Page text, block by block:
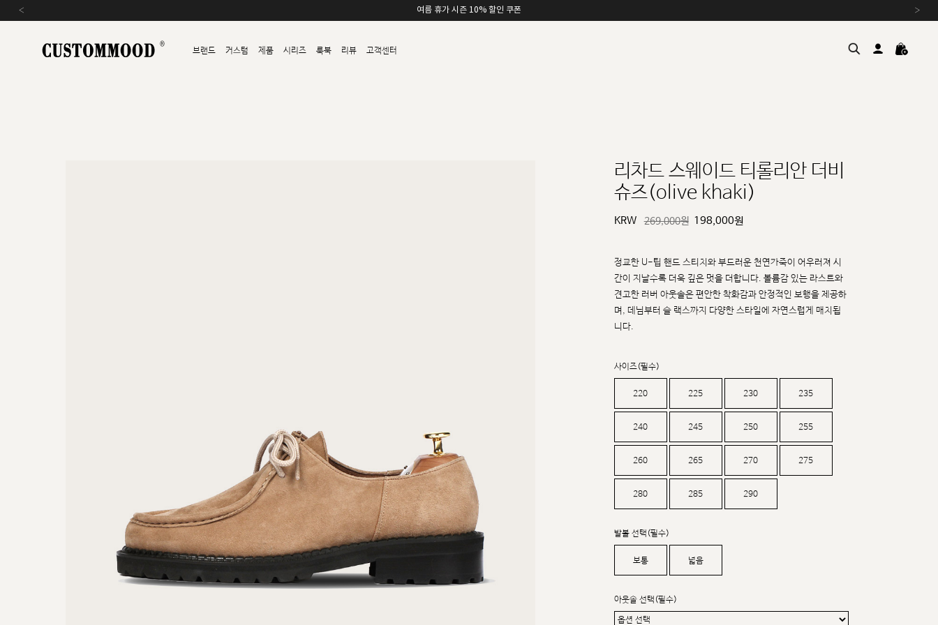
여름 휴가 시즌 10% 할인 쿠폰
‹ ›
브랜드 커스텀 제품 시리즈 룩북 리뷰 고객센터
sat,sun,holiday off
리차드 스웨이드 티롤리안 더비
슈즈(olive khaki)
KRW 269,000원 198,000원
정교한 U-팁 핸드 스티치와 부드러운 천연가죽이 어우러져 시
간이 지날수록 더욱 깊은 멋을 더합니다. 볼륨감 있는 라스트와
견고한 러버 아웃솔은 편안한 착화감과 안정적인 보행을 제공하
며, 데님부터 슬 랙스까지 다양한 스타일에 자연스럽게 매치됩
니다.
사이즈(필수)
220 225 230 235
240 245 250 255
260 265 270 275
280 285 290
발볼 선택(필수)
보통 넓음
아웃솔 선택(필수)